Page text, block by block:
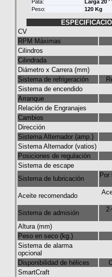
Pata:
Larga 20 ' '
Peso:
120 Kg
CV
RPM Máximas
Cilindros
Cilindrada
Diámetro x Carrera (mm)
Sistema de refrigeración
Sistema de encendido
Arranque
Relación de Engranajes
Cambios
Dirección
Sistema Alternador (amp.)
Sistema Alternador (vatios)
Posiciones de regulación
Sistema de escape
Sistema de lubricación
Por
Aceite recomendado
Sistema de admisión
Altura (mm)
Peso en seco (kg.)
Sistema de alarma
opcional
Disponibilidad de hélices
SmartCraft